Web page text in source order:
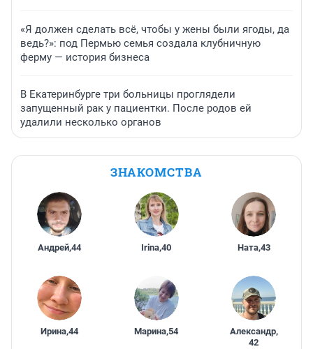
«Я должен сделать всё, чтобы у жены были ягоды, да
ведь?»: под Пермью семья создала клубничную
ферму — история бизнеса
В Екатеринбурге три больницы проглядели
запущенный рак у пациентки. После родов ей
удалили несколько органов
ЗНАКОМСТВА
Андрей,44 Irina,40 Ната,43
Ирина,44 Марина,54 Александр,
42